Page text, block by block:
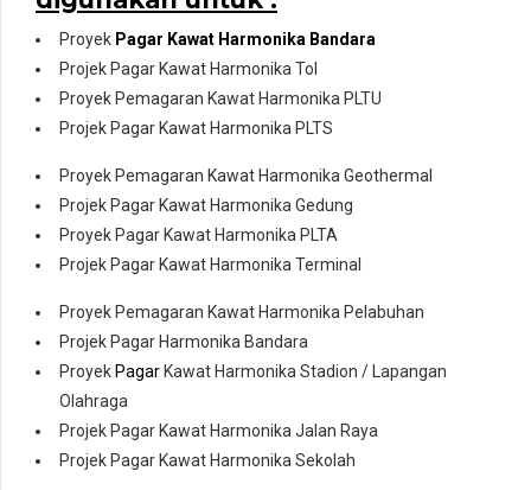
Proyek Pagar Kawat Harmonika Bandara
Projek Pagar Kawat Harmonika Tol
Proyek Pemagaran Kawat Harmonika PLTU
Projek Pagar Kawat Harmonika PLTS
Proyek Pemagaran Kawat Harmonika Geothermal
Projek Pagar Kawat Harmonika Gedung
Proyek Pagar Kawat Harmonika PLTA
Projek Pagar Kawat Harmonika Terminal
Proyek Pemagaran Kawat Harmonika Pelabuhan
Projek Pagar Harmonika Bandara
Proyek Pagar Kawat Harmonika Stadion / Lapangan
Olahraga
Projek Pagar Kawat Harmonika Jalan Raya
Projek Pagar Kawat Harmonika Sekolah